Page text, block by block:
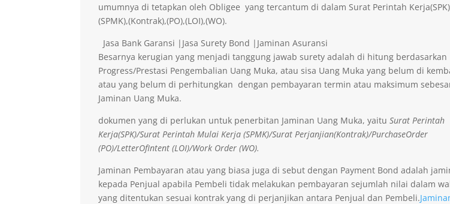
umumnya di tetapkan oleh Obligee yang tercantum di dalam Surat Perintah
(SPMK),(Kontrak),(PO),(LOI),(WO).
Jasa Bank Garansi |Jasa Surety Bond |Jaminan Asuransi
Besarnya kerugian yang menjadi tanggung jawab surety adalah di hitung berdasarkan
Progress/Prestasi Pengembalian Uang Muka, atau sisa Uang Muka yang belum di
atau yang belum di perhitungkan dengan pembayaran termin atau maksimum
Jaminan Uang Muka.
dokumen yang di perlukan untuk penerbitan Jaminan Uang Muka, yaituSurat Perintah
Kerja(SPK)/Surat Perintah Mulai Kerja (SPMK)/Surat Perjanjian(Kontrak)/PurchaseOrder
(PO)/LetterOfIntent (LOI)/Work Order (WO).
Jaminan Pembayaran atau yang biasa juga di sebut dengan Payment Bond adalah
kepada Penjual apabila Pembeli tidak melakukan pembayaran sejumlah nilai dalam
yang ditentukan sesuai kontrak yang di perjanjikan antara Penjual dan Pembeli.